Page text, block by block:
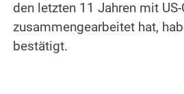
den letzten 11 Jahren mit US-
zusammengearbeitet hat,
bestätigt.